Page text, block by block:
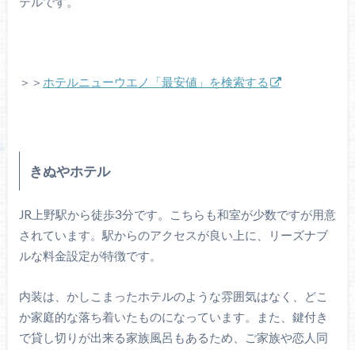
＞＞ ホテルニューウエノ「最安値」を検索する
きぬやホテル
JR上野駅から徒歩3分です。こちらも和室が少数ですが用意
されています。駅からのアクセスが良い上に、リーズナブ
ルな料金設定が特徴です。
内装は、かしこまったホテルのような雰囲気はなく、どこ
か家庭的な落ち着いたものになっています。また、鍵付き
で貸し切りが出来る家族風呂もあるため、ご家族や恋人同